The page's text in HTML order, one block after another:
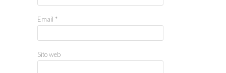
Email *
Sito web